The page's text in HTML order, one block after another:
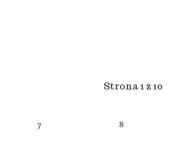
Strona 1 z 10
7 8